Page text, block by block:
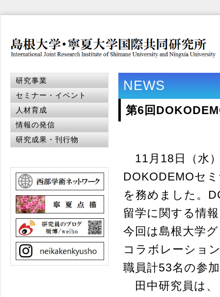
NEWS
第6回
11月18日（水
DOKODEMOセ
を務めました。
留学に関する情
今回は島根大学
コラボレーショ
職員計53名の参
田中研究員は、
研究事業
セミナー・イベント
人材育成
情報の発信
研究成果・刊行物